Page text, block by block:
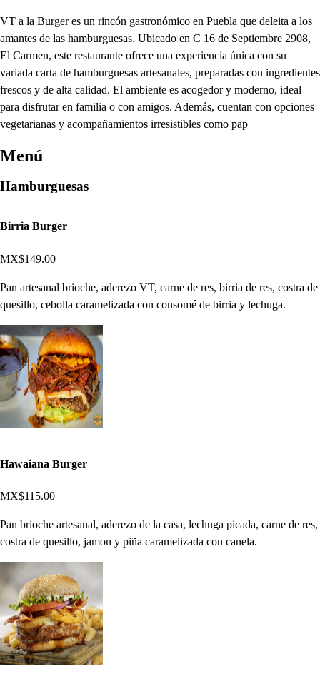
VT a la Burger es un rincón gastronómico en Puebla que deleita a los
amantes de las hamburguesas. Ubicado en C 16 de Septiembre 2908,
El Carmen, este restaurante ofrece una experiencia única con su
variada carta de hamburguesas artesanales, preparadas con ingredientes
frescos y de alta calidad. El ambiente es acogedor y moderno, ideal
para disfrutar en familia o con amigos. Además, cuentan con opciones
vegetarianas y acompañamientos irresistibles como pap
Menú
Hamburguesas
Birria Burger
MX$149.00
Pan artesanal brioche, aderezo VT, carne de res, birria de res, costra de
quesillo, cebolla caramelizada con consomé de birria y lechuga.
Hawaiana Burger
MX$115.00
Pan brioche artesanal, aderezo de la casa, lechuga picada, carne de res,
costra de quesillo, jamon y piña caramelizada con canela.